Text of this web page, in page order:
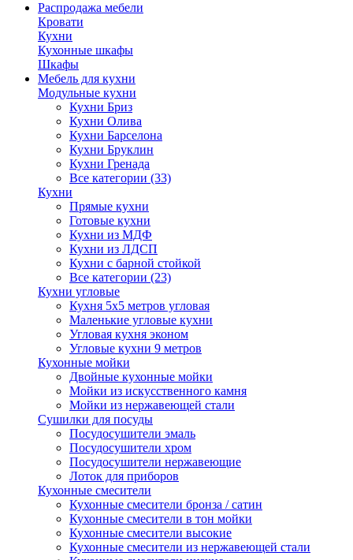
Распродажа мебели
Кровати
Кухни
Кухонные шкафы
Шкафы
Мебель для кухни
Модульные кухни
Кухни Бриз
Кухни Олива
Кухни Барселона
Кухни Бруклин
Кухни Гренада
Все категории (33)
Кухни
Прямые кухни
Готовые кухни
Кухни из МДФ
Кухни из ЛДСП
Кухни с барной стойкой
Все категории (23)
Кухни угловые
Кухня 5х5 метров угловая
Маленькие угловые кухни
Угловая кухня эконом
Угловые кухни 9 метров
Кухонные мойки
Двойные кухонные мойки
Мойки из искусственного камня
Мойки из нержавеющей стали
Сушилки для посуды
Посудосушители эмаль
Посудосушители хром
Посудосушители нержавеющие
Лоток для приборов
Кухонные смесители
Кухонные смесители бронза / сатин
Кухонные смесители в тон мойки
Кухонные смесители высокие
Кухонные смесители из нержавеющей стали